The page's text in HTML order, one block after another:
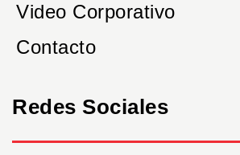
Video Corporativo
Contacto
Redes Sociales